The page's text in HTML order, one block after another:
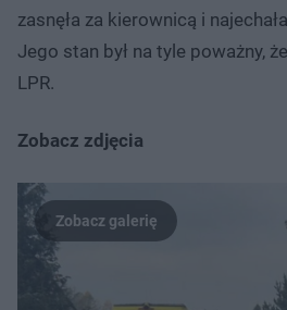
zasnęła za kierownicą i
Jego stan był na tyle poważny,
LPR.
Zobacz zdjęcia